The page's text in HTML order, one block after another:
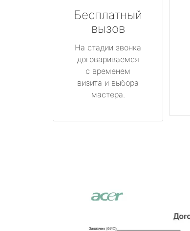
Бесплатный
вызов
На стадии звонка
договариваемся
с временем
визита и выбора
мастера.